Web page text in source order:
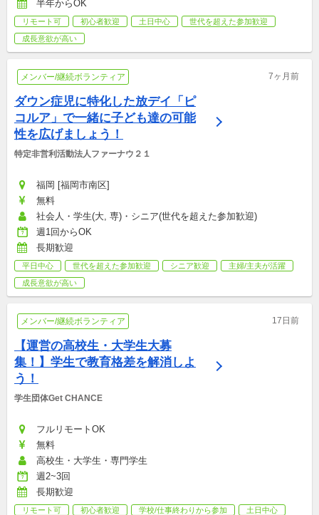
半年からOK
リモート可 初心者歓迎 土日中心
世代を超えた参加歓迎
成長意欲が高い
メンバー/継続ボランティア 7ヶ月前
ダウン症児に特化した放デイ「ピ
コルア」で一緒に子ども達の可能
性を広げましょう！
特定非営利活動法人ファーナウ２１
福岡 [福岡市南区]
無料
社会人・学生(大, 専)・シニア(世代を超えた参加歓迎)
週1回からOK
長期歓迎
平日中心 世代を超えた参加歓迎 シニア歓迎
主婦/主夫が活躍
成長意欲が高い
メンバー/継続ボランティア 17日前
【運営の高校生・大学生大募
集！】学生で教育格差を解消しよ
う！
学生団体Get CHANCE
フルリモートOK
無料
高校生・大学生・専門学生
週2~3回
長期歓迎
リモート可 初心者歓迎 学校/仕事終わりから参加
土日中心